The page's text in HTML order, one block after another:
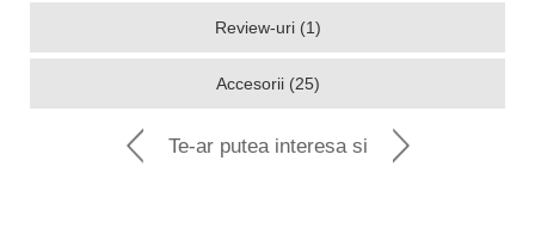
Review-uri (1)
Accesorii (25)
Te-ar putea interesa si